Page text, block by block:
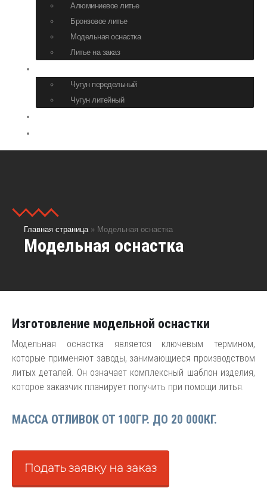
Алюминиевое литье
Бронзовое литье
Модельная оснастка
Литье на заказ
Чугун передельный
Чугун литейный
Главная страница » Модельная оснастка
Модельная оснастка
Изготовление модельной оснастки
Модельная оснастка является ключевым термином,
которые применяют заводы, занимающиеся производством
литых деталей. Он означает комплексный шаблон изделия,
которое заказчик планирует получить при помощи литья.
МАССА ОТЛИВОК ОТ 100ГР. ДО 20 000КГ.
Подать заявку на заказ